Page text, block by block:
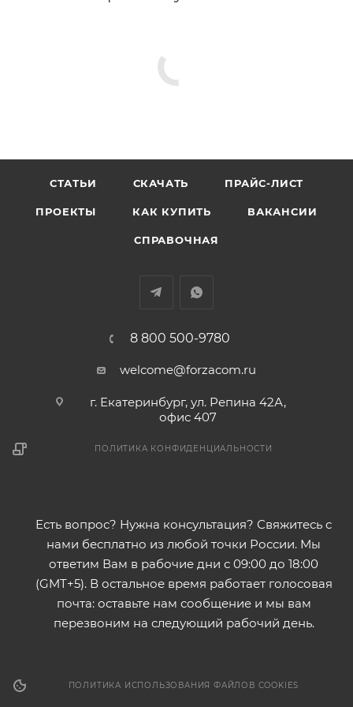
СТАТЬИ СКАЧАТЬ ПРАЙС-ЛИСТ
ПРОЕКТЫ КАК КУПИТЬ ВАКАНСИИ
СПРАВОЧНАЯ
8 800 500-9780
welcome@forzacom.ru
г. Екатеринбург, ул. Репина 42А,
офис 407
ПОЛИТИКА КОНФИДЕНЦИАЛЬНОСТИ
Есть вопрос? Нужна консультация? Свяжитесь с
нами бесплатно из любой точки России. Мы
ответим Вам в рабочие дни с 09:00 до 18:00
(GMT+5). В остальное время работает голосовая
почта: оставьте нам сообщение и мы вам
перезвоним на следующий рабочий день.
ПОЛИТИКА ИСПОЛЬЗОВАНИЯ ФАЙЛОВ COOKIES